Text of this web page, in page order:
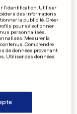
l’identification. Utiliser
à des informations
la publicité. Créer
pour sélectionner
personnalisés.
Mesurer la
Comprendre
de données provenant
Utiliser des données